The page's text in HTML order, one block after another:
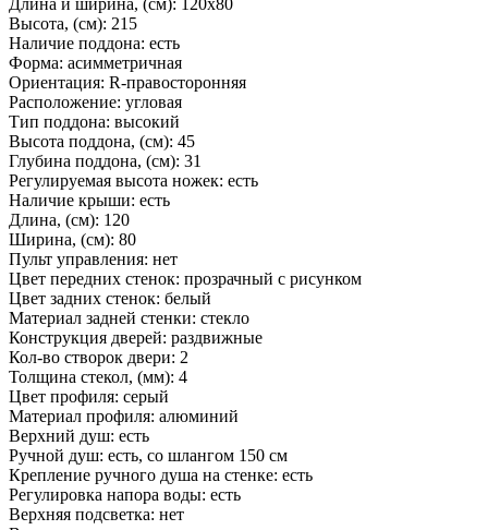
Длина и ширина, (см): 120x80
Высота, (см): 215
Наличие поддона: есть
Форма: асимметричная
Ориентация: R-правосторонняя
Расположение: угловая
Тип поддона: высокий
Высота поддона, (см): 45
Глубина поддона, (см): 31
Регулируемая высота ножек: есть
Наличие крыши: есть
Длина, (см): 120
Ширина, (см): 80
Пульт управления: нет
Цвет передних стенок: прозрачный с рисунком
Цвет задних стенок: белый
Материал задней стенки: стекло
Конструкция дверей: раздвижные
Кол-во створок двери: 2
Толщина стекол, (мм): 4
Цвет профиля: серый
Материал профиля: алюминий
Верхний душ: есть
Ручной душ: есть, со шлангом 150 см
Крепление ручного душа на стенке: есть
Регулировка напора воды: есть
Верхняя подсветка: нет